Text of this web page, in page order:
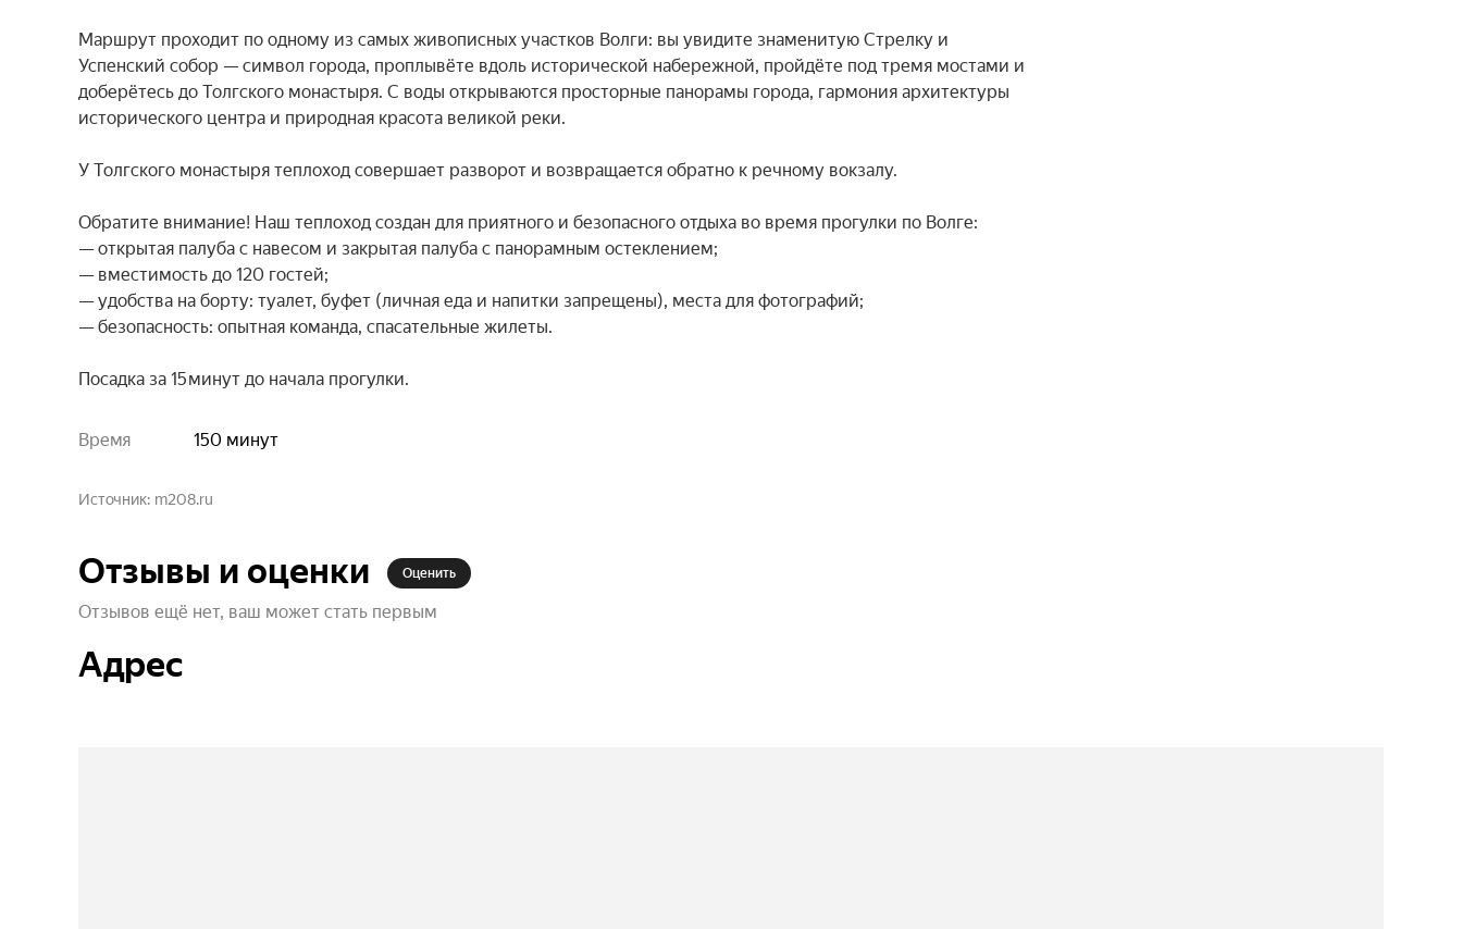
Маршрут проходит по одному из самых живописных участков Волги: вы увидите знаменитую Стрелку и
Успенский собор — символ города, проплывёте вдоль исторической набережной, пройдёте под тремя мостами и
доберётесь до Толгского монастыря. С воды открываются просторные панорамы города, гармония архитектуры
исторического центра и природная красота великой реки.
У Толгского монастыря теплоход совершает разворот и возвращается обратно к речному вокзалу.
Обратите внимание! Наш теплоход создан для приятного и безопасного отдыха во время прогулки по Волге:
— открытая палуба с навесом и закрытая палуба с панорамным остеклением;
— вместимость до 120 гостей;
— удобства на борту: туалет, буфет (личная еда и напитки запрещены), места для фотографий;
— безопасность: опытная команда, спасательные жилеты.
Посадка за 15 минут до начала прогулки.
Время 150 минут
Источник m208.ru
Отзывы и оценки Оценить
Отзывов ещё нет, ваш может стать первым
Адрес